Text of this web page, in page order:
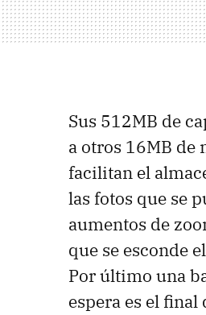
Sus 512MB de
a otros 16MB de
facilitan el
las fotos que se
aumentos de
que se esconde
Por último una
espera es el